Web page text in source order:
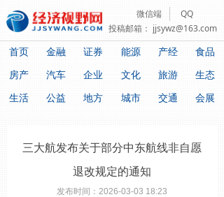
首页 金融 证券 能源 产经 食品
微信端
QQ
投稿邮箱： jjsywz@163.com
房产 汽车 企业 文化 旅游
生态
生活
公益 地方 城市 交通 会展
三大航发布关于部分中东航线非自愿
退改规定的通知
发布时间： 2026-03-03 18:23